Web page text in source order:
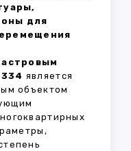
для
является
объектом